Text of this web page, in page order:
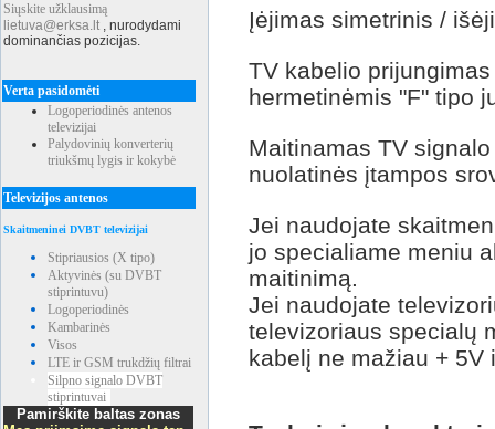
Siųskite užklausimą
lietuva@erksa.lt , nurodydami
dominančias pozicijas.
Verta pasidomėti
Logoperiodinės antenos
televizijai
Palydovinių konverterių
triukšmų lygis ir kokybė
Televizijos antenos
Skaitmeninei DVBT televizijai
Stipriausios (X tipo)
Aktyvinės (su DVBT
stiprintuvu)
Logoperiodinės
Kambarinės
Visos
LTE ir GSM trukdžių filtrai
Silpno signalo DVBT
stiprintuvai
Pamirškite baltas zonas
Įėjimas simetrinis /
TV kabelio
hermetinėmis "F" tipo
Maitinamas TV
nuolatinės įtampos
Jei naudojate
jo specialiame meniu
maitinimą.
Jei naudojate
televizoriaus specialų
kabelį ne mažiau + 5V